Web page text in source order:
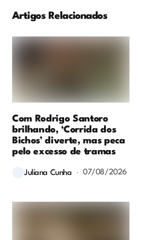
Artigos Relacionados
Com Rodrigo Santoro
brilhando, ‘Corrida dos
Bichos’ diverte, mas peca
pelo excesso de tramas
Juliana Cunha 07/08/2026